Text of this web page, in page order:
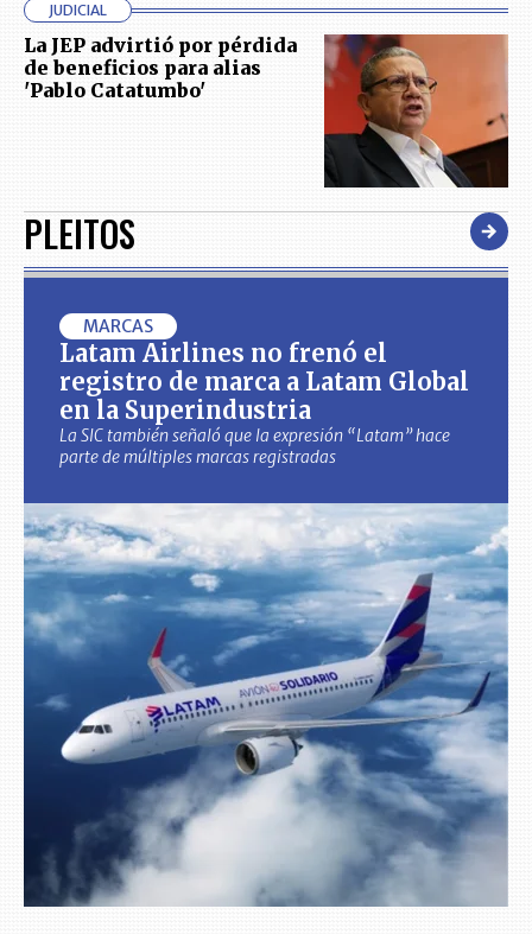
JUDICIAL
La JEP advirtió por pérdida
de beneficios para alias
'Pablo Catatumbo'
PLEITOS
MARCAS
Latam Airlines no frenó el
registro de marca a Latam Global
en la Superindustria
La SIC también señaló que la expresión “Latam” hace
parte de múltiples marcas registradas